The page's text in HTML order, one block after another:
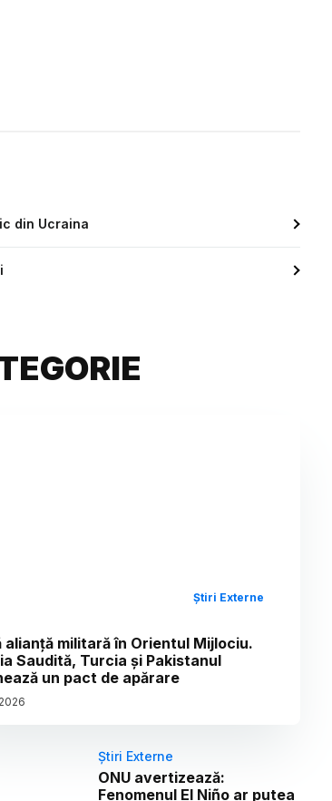
din Ucraina
Știri Externe
alianță militară în Orientul Mijlociu.
Saudită, Turcia și Pakistanul
un pact de apărare
2026
Știri Externe
ONU avertizează:
Fenomenul El Niño ar putea